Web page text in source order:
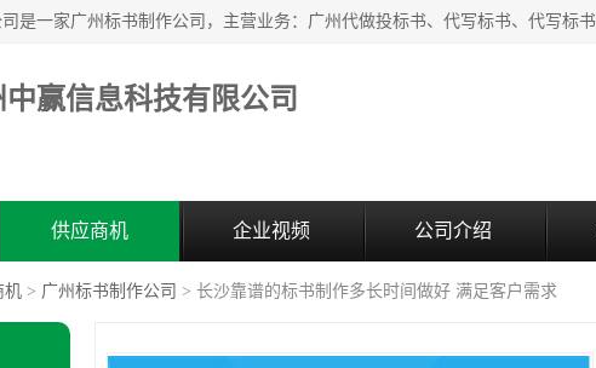
中赢信息科技有限公司
供应商机 企业视频 公司介绍
机 > 广州标书制作公司 > 长沙靠谱的标书制作多长时间做好 满足客户需求